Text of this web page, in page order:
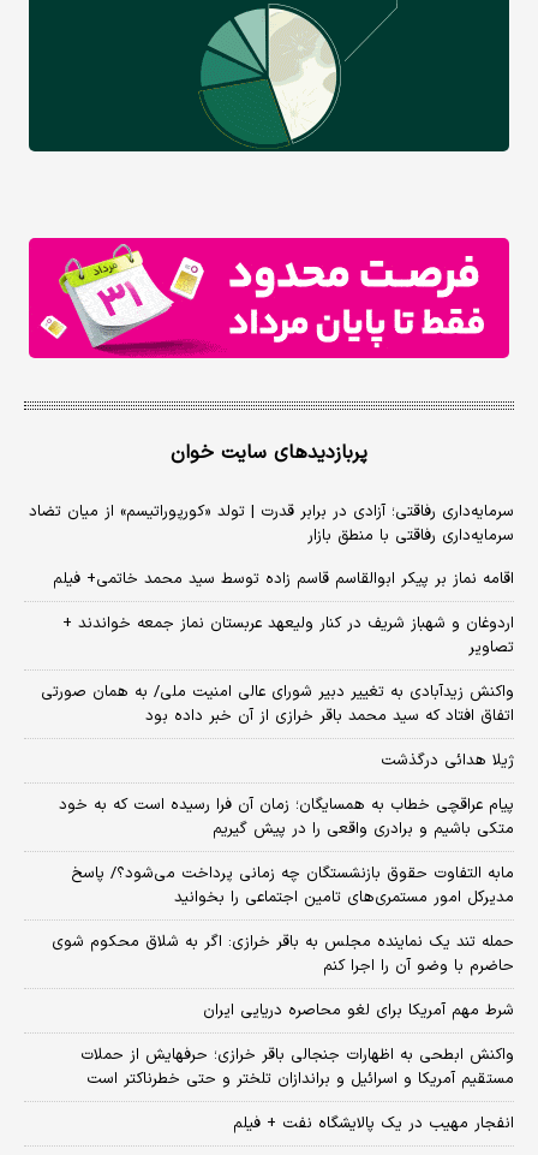
پربازدیدهای سایت خوان
سرمایه‌داری رفاقتی؛ آزادی در برابر قدرت | تولد «کورپوراتیسم» از میان تضاد
سرمایه‌داری رفاقتی با منطق بازار
اقامه نماز بر پیکر ابوالقاسم قاسم زاده توسط سید محمد خاتمی+ فیلم
اردوغان و شهباز شریف در کنار ولیعهد عربستان نماز جمعه خواندند +
تصاویر
واکنش زیدآبادی به تغییر دبیر شورای عالی امنیت ملی/ به همان صورتی
اتفاق افتاد که سید محمد باقر خرازی از آن خبر داده بود
ژیلا هدائی درگذشت
پیام عراقچی خطاب به همسایگان؛ زمان آن فرا رسیده است که به خود
متکی باشیم و برادری واقعی را در پیش گیریم
مابه التفاوت حقوق بازنشستگان چه زمانی پرداخت می‌شود؟/ پاسخ
مدیرکل امور مستمری‌های تامین اجتماعی را بخوانید
حمله تند یک نماینده مجلس به باقر خرازی: اگر به شلاق محکوم شوی
حاضرم با وضو آن را اجرا کنم
شرط مهم آمریکا برای لغو محاصره دریایی ایران
واکنش ابطحی به اظهارات جنجالی باقر خرازی؛ حرفهایش از حملات
مستقیم آمریکا و اسرائیل و براندازان تلختر و حتی خطرناکتر است
انفجار مهیب در یک پالایشگاه نفت + فیلم